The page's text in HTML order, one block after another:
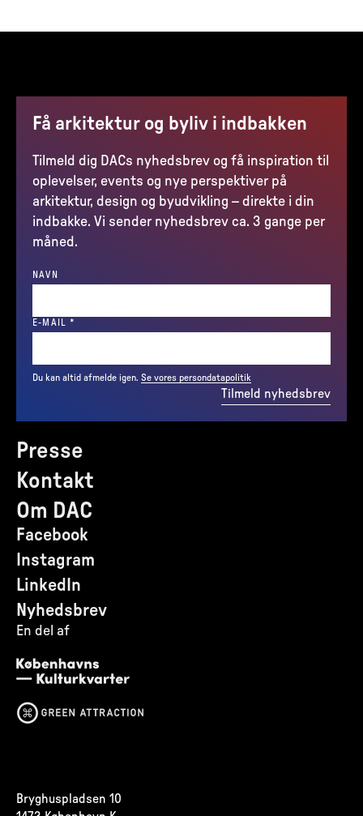
Presse
Kontakt
Om DAC
Facebook
Instagram
LinkedIn
Nyhedsbrev
En del af
Få arkitektur og byliv i indbakken
Tilmeld dig DACs nyhedsbrev og få inspiration til
oplevelser, events og nye perspektiver på
arkitektur, design og byudvikling – direkte i din
indbakke. Vi sender nyhedsbrev ca. 3 gange per
måned.
NAVN
E-MAIL *
Du kan altid afmelde igen. Se vores persondatapolitik
Tilmeld nyhedsbrev
Bryghuspladsen 10